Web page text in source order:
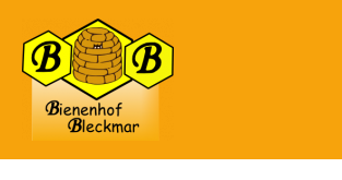
Inhalt
springen